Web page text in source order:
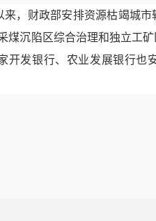
来，财政部安排资源枯竭城
煤沉陷区综合治理和独立工
开发银行、农业发展银行也